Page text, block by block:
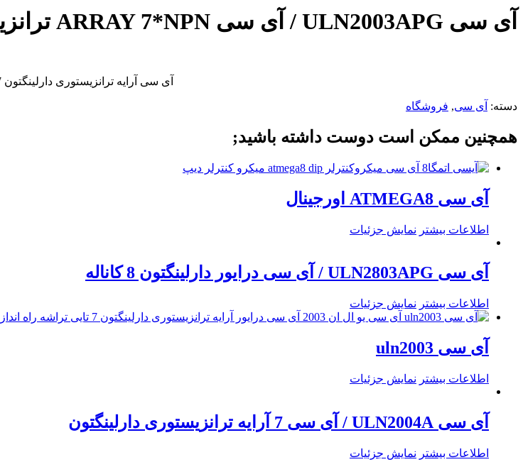
آی سی ULN2003APG / آی سی ARRAY 7*NPN ترانزیستوری
آی سی آرایه ترانزیستوری دارلینگتون 7 تایی از نوع NPN
دسته: آی سی, فروشگاه
همچنین ممکن است دوست داشته باشید;
آی سی ATMEGA8 اورجینال
اطلاعات بیشتر نمایش جزئیات
آی سی ULN2803APG / آی سی درایور دارلینگتون 8 کاناله
اطلاعات بیشتر نمایش جزئیات
آی سی uln2003
اطلاعات بیشتر نمایش جزئیات
آی سی ULN2004A / آی سی 7 آرایه ترانزیستوری دارلینگتون
اطلاعات بیشتر نمایش جزئیات